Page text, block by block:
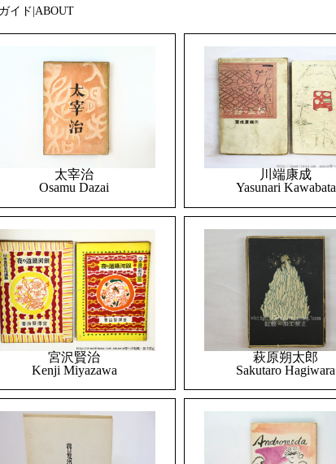
イド|ABOUT
太宰治
Osamu Dazai
川端康成
Yasunari Kawabata
宮沢賢治
Kenji Miyazawa
萩原朔太郎
Sakutaro Hagiwara